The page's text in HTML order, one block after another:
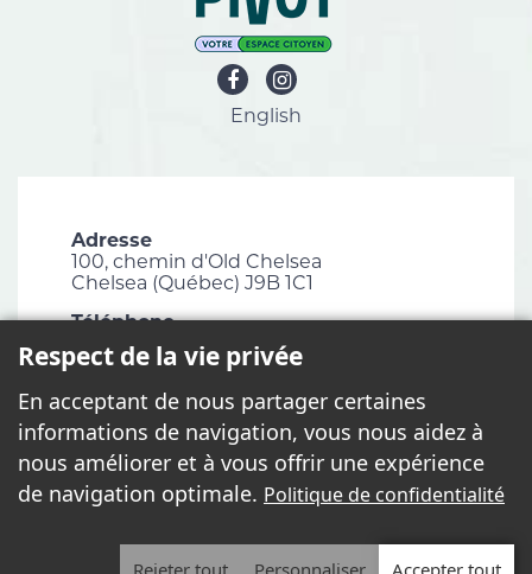
English
Adresse
100, chemin d'Old Chelsea
Chelsea (Québec) J9B 1C1
Téléphone
819 827-1124
info@chelsea.ca
Télécopieur
819 827-2672
Respect de la vie privée
En acceptant de nous partager certaines
informations de navigation, vous nous aidez à
nous améliorer et à vous offrir une expérience
de navigation optimale. Politique de confidentialité
Rejeter tout Personnaliser Accepter tout